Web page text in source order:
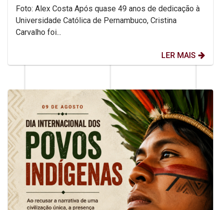
Foto: Alex Costa Após quase 49 anos de dedicação à
Universidade Católica de Pernambuco, Cristina
Carvalho foi...
LER MAIS